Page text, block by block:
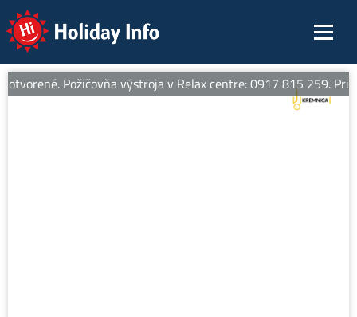
Holiday Info
Požičovňa výstroja v Relax centre: 0917 815 259. Pri